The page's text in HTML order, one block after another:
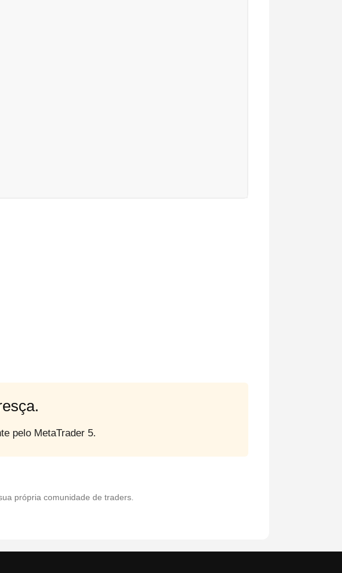
pelo MetaTrader 5.
própria comunidade de traders.